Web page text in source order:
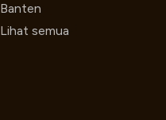
Banten
Lihat semua